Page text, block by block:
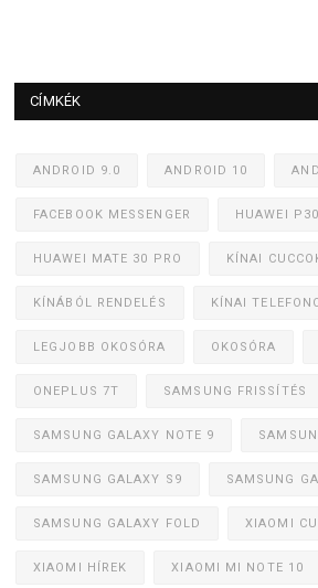
CÍMKÉK
ANDROID 9.0 ANDROID 10
FACEBOOK MESSENGER HUAWEI P30
HUAWEI MATE 30 PRO KÍNAI
KÍNÁBÓL RENDELÉS KÍNAI
LEGJOBB OKOSÓRA OKOSÓRA
ONEPLUS 7T SAMSUNG FRISSÍTÉS
SAMSUNG GALAXY NOTE 9
SAMSUNG GALAXY S9 SAMSUNG
SAMSUNG GALAXY FOLD XIAOMI
XIAOMI HÍREK XIAOMI MI NOTE 10